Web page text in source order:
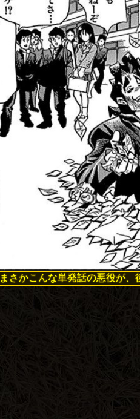
まさかこんな単発話の悪役が